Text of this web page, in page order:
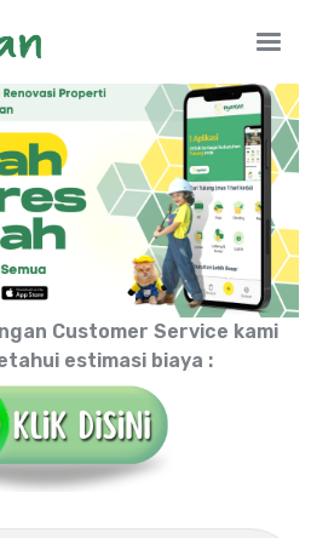
Customer Service kami
estimasi biaya :